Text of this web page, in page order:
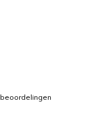
beoordelingen